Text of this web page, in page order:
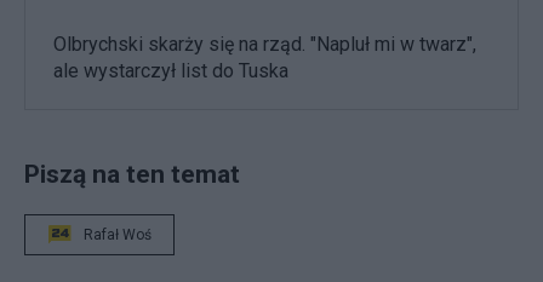
Olbrychski skarży się na rząd. "Napluł mi w twarz",
ale wystarczył list do Tuska
Piszą na ten temat
Rafał Woś